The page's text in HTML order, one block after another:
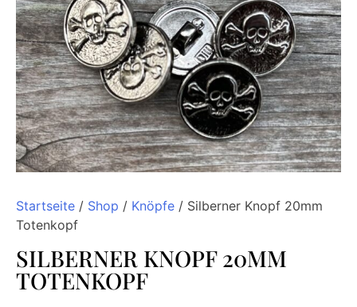
Startseite / Shop / Knöpfe / Silberner Knopf 20mm
Totenkopf
SILBERNER KNOPF 20MM
TOTENKOPF